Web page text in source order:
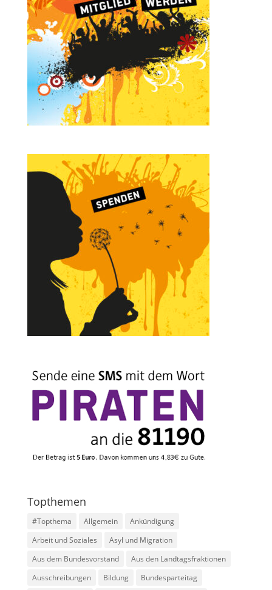
Topthemen
#Topthema Allgemein
Ankündigung
Arbeit und Soziales
Asyl und Migration
Aus dem Bundesvorstand
Aus den Landtagsfraktionen
Ausschreibungen
Bildung
Bundesparteitag